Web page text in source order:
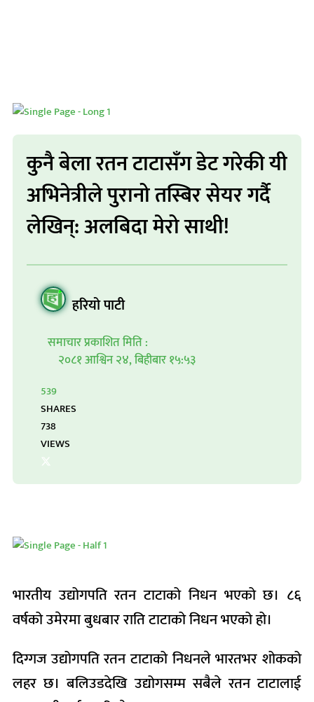
कुनै बेला रतन टाटासँग डेट गरेकी यी
अभिनेत्रीले पुरानो तस्बिर सेयर गर्दै
लेखिन्: अलबिदा मेरो साथी!
हरियो पाटी
समाचार प्रकाशित मिति :
२०८१ आश्विन २४, बिहीबार १५:५३
539
SHARES
738
VIEWS
भारतीय उद्योगपति रतन टाटाको निधन भएको छ। ८६
वर्षको उमेरमा बुधबार राति टाटाको निधन भएको हो।
दिग्गज उद्योगपति रतन टाटाको निधनले भारतभर शोकको
लहर छ। बलिउडदेखि उद्योगसम्म सबैले रतन टाटालाई